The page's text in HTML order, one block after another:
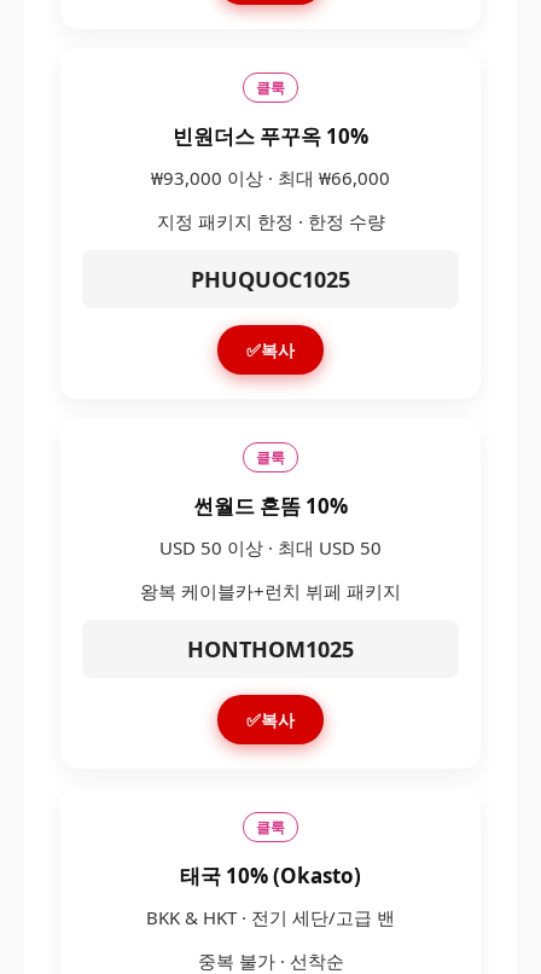
클룩
빈원더스 푸꾸옥 10%
₩93,000 이상 · 최대 ₩66,000
지정 패키지 한정 · 한정 수량
PHUQUOC1025
✅복사
클룩
썬월드 혼똠 10%
USD 50 이상 · 최대 USD 50
왕복 케이블카+런치 뷔페 패키지
HONTHOM1025
✅복사
클룩
태국 10% (Okasto)
BKK & HKT · 전기 세단/고급 밴
중복 불가 · 선착순